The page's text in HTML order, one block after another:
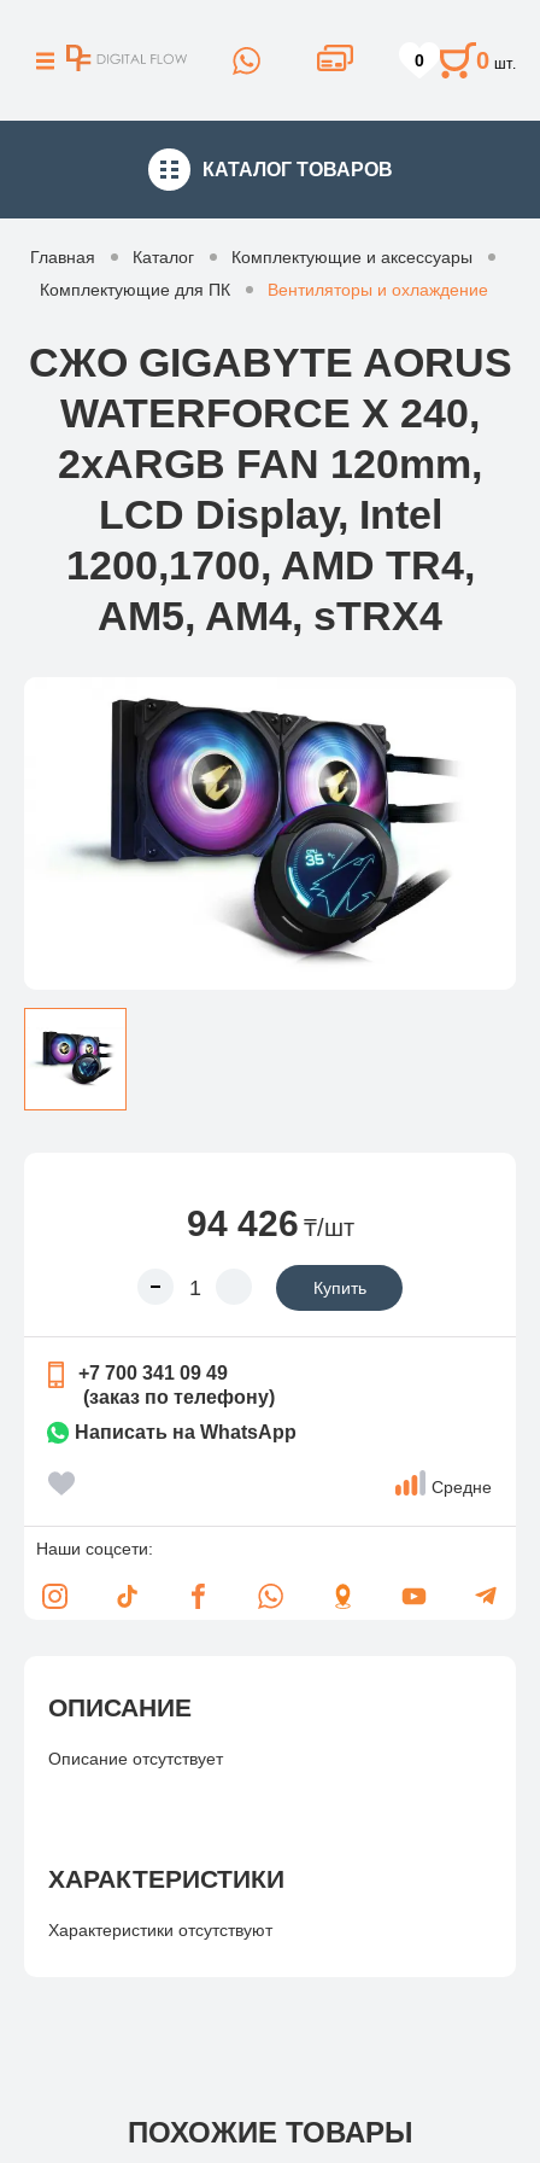
0 0 шт.
КАТАЛОГ ТОВАРОВ
Главная Каталог
Комплектующие и аксессуары
Комплектующие для ПК
Вентиляторы и охлаждение
СЖО GIGABYTE AORUS
WATERFORCE X 240,
2xARGB FAN 120mm,
LCD Display, Intel
1200,1700, AMD TR4,
AM5, AM4, sTRX4
ОПИСАНИЕ
Описание отсутствует
ХАРАКТЕРИСТИКИ
Характеристики отсутствуют
94 426 ₸/шт
Купить
+7 700 341 09 49
(заказ по телефону)
Написать на WhatsApp
Средне
Наши соцсети:
ПОХОЖИЕ ТОВАРЫ